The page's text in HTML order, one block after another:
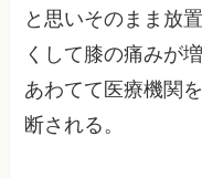
と思いそのまま放
くして膝の痛みが
あわてて医療機関
断される。